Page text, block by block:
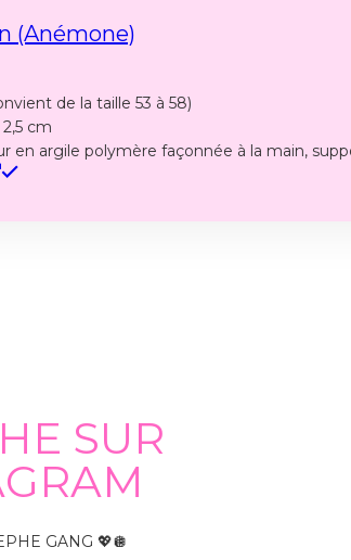
(anémone)
de la taille 53 à 58)
2,5 cm
en argile polymère façonnée à la main,
SUR
GANG 💖🪩